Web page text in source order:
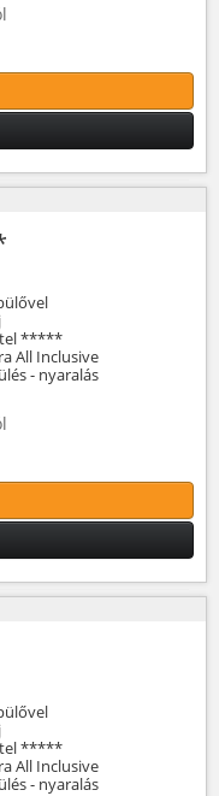
*****
All Inclusive
- nyaralás
*****
All Inclusive
- nyaralás